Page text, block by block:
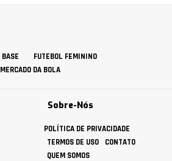
BASE
FUTEBOL FEMININO
MERCADO DA BOLA
Sobre-Nós
POLÍTICA DE PRIVACIDADE
TERMOS DE USO
CONTATO
QUEM SOMOS